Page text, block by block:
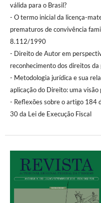
válida para o Brasil?
- O termo inicial da licença-
prematuros de convivência
8.112/1990
- Direito de Autor em
reconhecimento dos direitos
- Metodologia jurídica e sua
aplicação do Direito: uma visão
- Reflexões sobre o artigo 184
30 da Lei de Execução Fiscal